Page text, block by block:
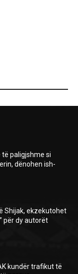
të paligjshme si
dënohen ish-
Shijak, ekzekutohet
për dy autorët
kundër trafikut të